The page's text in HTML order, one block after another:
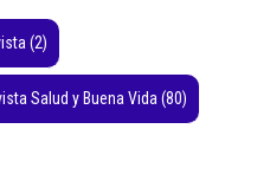
(2)
Salud y Buena Vida (80)